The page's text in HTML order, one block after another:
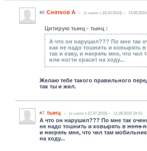
#8 Снятков А (c нами с 24.10.2014)
Цитирую тынц - тынц :
А что он нарушил??? По мне так
как не надо тошнить и ковырять в
так и езжу, и насрать мне, что чел
или ногти красит на ходу...
Желаю тебе такого правильного
так ты и жил.
#7 тынц (c нами с 27.07.2015) 11.08.2015 19:51
А что он нарушил??? По мне так
не надо тошнить и ковырять в жопе
и насрать мне, что чел там
на ходу...